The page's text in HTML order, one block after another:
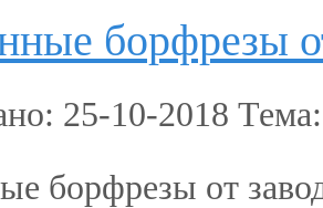
25-10-2018
борфрезы от